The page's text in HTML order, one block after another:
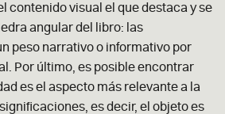
contenido visual el que destaca y se
angular del libro: las
peso narrativo o informativo por
Por último, es posible encontrar
es el aspecto más relevante a la
es decir, el objeto es